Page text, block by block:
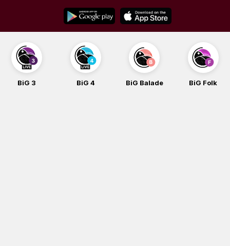
content
BiG 3 BiG 4 BiG Balade BiG Folk